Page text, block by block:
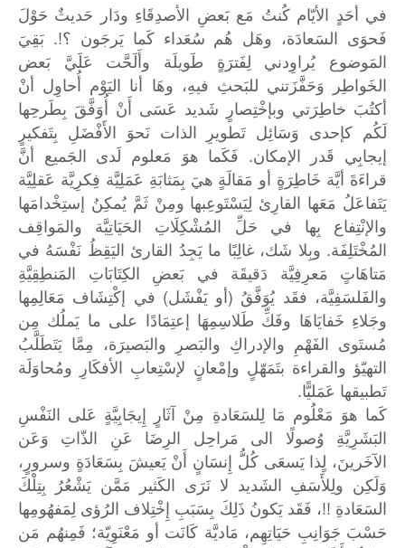
في أحَدٍ الأيّام كُنتُ مَع بَعضِ الأصدِقَاءِ ودَار حَديثٌ حَوْلَ
فَحوَى السَعادَة، وهَل هُم سُعَداء كَما يَرجَون ؟!. بَقِيَ
المَوضوع يُراوِدني لِفَترَةٍ طَويلَة وأَلَحَّت عَلَيَّ بَعض
الخَواطِر وَحَفَّزَتني للبَحثِ فيهِ، وهَا أنا اليَوْم أُحاوِل أنْ
أكتُبَ خاطِرَتي وبإخْتِصارٍ شَديد عَسَى أَنْ أُوَفَّقَ بِطَرحِها
لَكُم كإحدى وَسَائِل تَطويرِ الذات نَحوَ الأَفْضَلِ بِتَفكيرٍ
إيجابِي قَدر الإمكان. فَكَما هوَ مَعلوم لَدى الجَميع أنَّ
قراءَةَ أيَّة خَاطِرَةٍ أو مَقالَةٍ هيَ بِمَثابَةِ عَمَلِيَّة فِكرِيَّة عَقلِيَّة
يَتَفاعَلُ مَعَها القارِئ لِيَسْتَوعِبها ومِنْ ثَمَّ يُمكِنُ إستِخْدامَها
والإنْتِفاع بِها في حَلِّ المُشْكِلَاتِ الحَيَاتِيَّة والمَواقِف
المُخْتَلِفَة. وبِلا شَك، غالِبًا ما يَجِدُ القارئ اليَقِظُ نَفْسَهُ في
مَتاهَاتٍ مَعرِفِيَّة دَقيقَة في بَعضِ الكِتَابَاتِ المَنطِقِيَّةِ
والفَلسَفِيَّة، فقَد يُوَفَّقُ (أو يَفْشَل) في إكْتِشَاف مَعَالِمِها
وجَلاءِ خَفايَاهَا وفَكِّ طَلاسِمِهَا إعتِمَادًا على ما يَملُك مِن
مُستَوى الفَهْمِ والإدراكِ والبَصرِ والبَصيرَة، مِمَّا يَتَطَلَّبُ
التهيّؤ والقراءة بتَمَهّلٍ وإمْعانٍ لإسْتِعابِ الأفكَارِ ومُحاوَلَة
تَطبيقها عَمَليًّا.
كَما هوَ مَعْلُوم مَا لِلسَعَادةِ مِنْ آثَارٍ إِيجَابِيَّةٍ عَلى النَفْسِ
البَشَرِيَّةِ وُصولًا الى مَراحِل الرِضَا عَنِ الذّاتِ وَعَن
الآخَرينَ، لٍذا يَسعَى كُلُّ إِنسَانٍ أَنْ يَعيشَ بِسَعَادَةٍ وسرورٍ،
وَلَكِن ولِلأَسَفِ الشَديد لا نَرَى الكَثير مَمَّن يَشْعُرُ بِتِلْكَ
السَعَادةِ !!، فَقَد يَكونُ ذَلِكَ بِسَبَبِ إِخْتِلاف الرُؤى لِمَفهُومِها
حَسْبَ جَوَانِبِ حَيَاتِهِم، مَاديَّة كَانَت أو مَعْنَوِيّة؛ فَمِنهُم مَن